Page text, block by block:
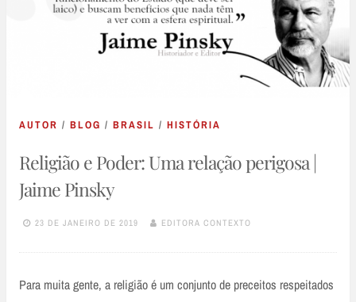
AUTOR / BLOG / BRASIL / HISTÓRIA
Religião e Poder: Uma relação perigosa |
Jaime Pinsky
23 DE JANEIRO DE 2019 EDITORA CONTEXTO
Para muita gente, a religião é um conjunto de preceitos respeitados